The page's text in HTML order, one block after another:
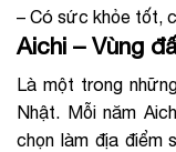
– Có sức khỏe tốt,
Aichi – Vùng
Là một trong
Nhật. Mỗi năm
chọn làm địa điểm